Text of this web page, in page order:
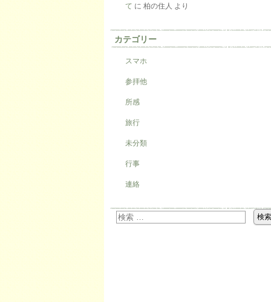
て に 柏の住人 より
カテゴリー
スマホ
参拝他
所感
旅行
未分類
行事
連絡